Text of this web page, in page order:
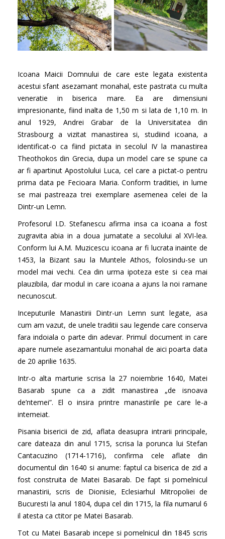
Icoana Maicii Domnului de care este legata existenta
acestui sfant asezamant monahal, este pastrata cu multa
veneratie in biserica mare. Ea are dimensiuni
impresionante, fiind inalta de 1,50 m si lata de 1,10 m. In
anul 1929, Andrei Grabar de la Universitatea din
Strasbourg a vizitat manastirea si, studiind icoana, a
identificat-o ca fiind pictata in secolul IV la manastirea
Theothokos din Grecia, dupa un model care se spune ca
ar fi apartinut Apostolului Luca, cel care a pictat-o pentru
prima data pe Fecioara Maria. Conform traditiei, in lume
se mai pastreaza trei exemplare asemenea celei de la
Dintr-un Lemn.
Profesorul I.D. Stefanescu afirma insa ca icoana a fost
zugravita abia in a doua jumatate a secolului al XVI-lea.
Conform lui A.M. Muzicescu icoana ar fi lucrata inainte de
1453, la Bizant sau la Muntele Athos, folosindu-se un
model mai vechi. Cea din urma ipoteza este si cea mai
plauzibila, dar modul in care icoana a ajuns la noi ramane
necunoscut.
Inceputurile Manastirii Dintr-un Lemn sunt legate, asa
cum am vazut, de unele traditii sau legende care conserva
fara indoiala o parte din adevar. Primul document in care
apare numele asezamantului monahal de aici poarta data
de 20 aprilie 1635.
Intr-o alta marturie scrisa la 27 noiembrie 1640, Matei
Basarab spune ca a zidit manastirea „de isnoava
de’ntemei”. El o insira printre manastirile pe care le-a
intemeiat.
Pisania bisericii de zid, aflata deasupra intrarii principale,
care dateaza din anul 1715, scrisa la porunca lui Stefan
Cantacuzino (1714-1716), confirma cele aflate din
documentul din 1640 si anume: faptul ca biserica de zid a
fost construita de Matei Basarab. De fapt si pomelnicul
manastirii, scris de Dionisie, Eclesiarhul Mitropoliei de
Bucuresti la anul 1804, dupa cel din 1715, la fila numarul 6
il atesta ca ctitor pe Matei Basarab.
Tot cu Matei Basarab incepe si pomelnicul din 1845 scris